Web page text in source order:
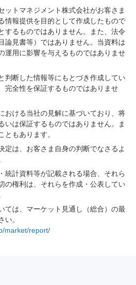
ットマネジメント株式会社がお客さま
情報提供を目的として作成したもので
するものではありません。また、法令
論見書等）ではありません。当資料は
運用に影響を与えるものではありませ
判断した情報等にもとづき作成してい
完全性を保証するものではありませ
おける当社の見解に基づいており、将
いは保証するものではありません。ま
ともあります。
定は、お客さま自身の判断でなさるよ
統計資料等が記載される場合、それら
の権利は、それらを作成・公表してい
ては、マーケット見通し（総合）の最
い。
market/report/